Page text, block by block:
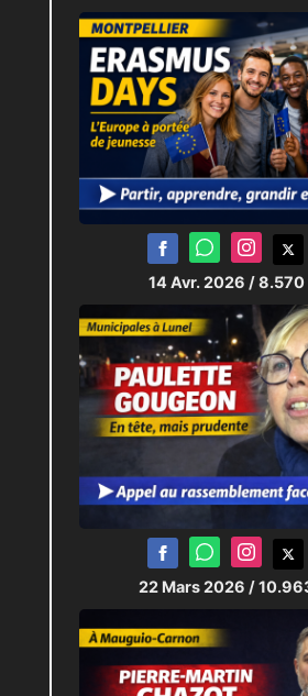
14 Avr. 2026 / 8.570
22 Mars 2026 /